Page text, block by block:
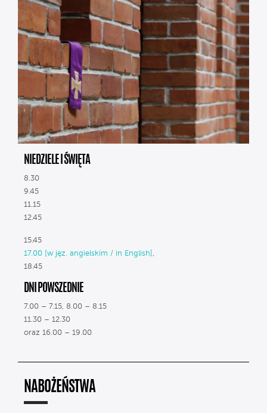
NIEDZIELE I ŚWIĘTA
8.30
9.45
11.15
12.45
15.45
17.00 [w jęz. angielskim / in English] ,
18.45
DNI POWSZEDNIE
7.00 – 7.15, 8.00 – 8.15
11.30 – 12.30
oraz 16.00 – 19.00
NABOŻEŃSTWA